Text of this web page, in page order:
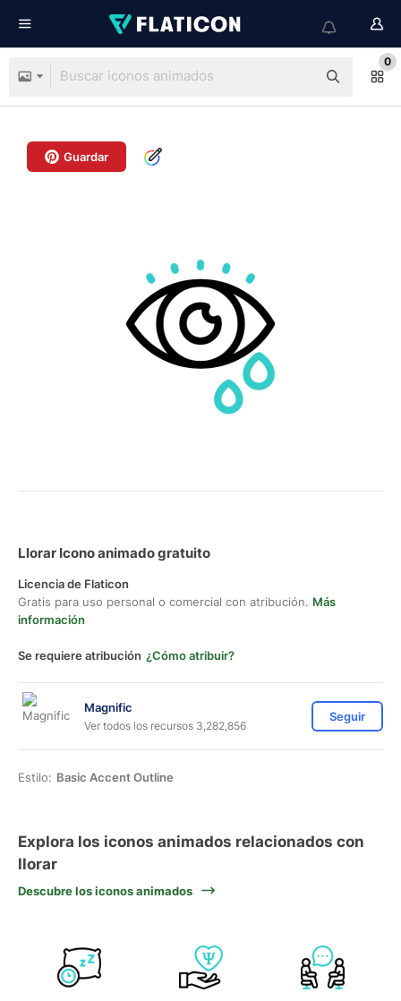
0
Guardar
Llorar Icono animado gratuito
Licencia de Flaticon
Gratis para uso personal o comercial con atribución. Más
información
Se requiere atribución ¿Cómo atribuir?
Magnific
Ver todos los recursos 3,282,856
Seguir
Estilo: Basic Accent Outline
Explora los iconos animados relacionados con
llorar
Descubre los iconos animados